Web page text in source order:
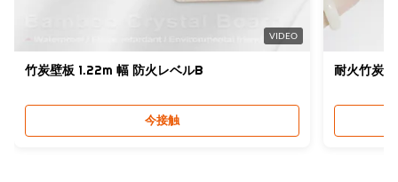
エコフレンドリー バンブー 木炭 フリーナー,
リビング バンブー 木炭 フリーナー
VIDEO
竹炭壁板 1.22m 幅 防火レベルB
今接触
耐火竹炭